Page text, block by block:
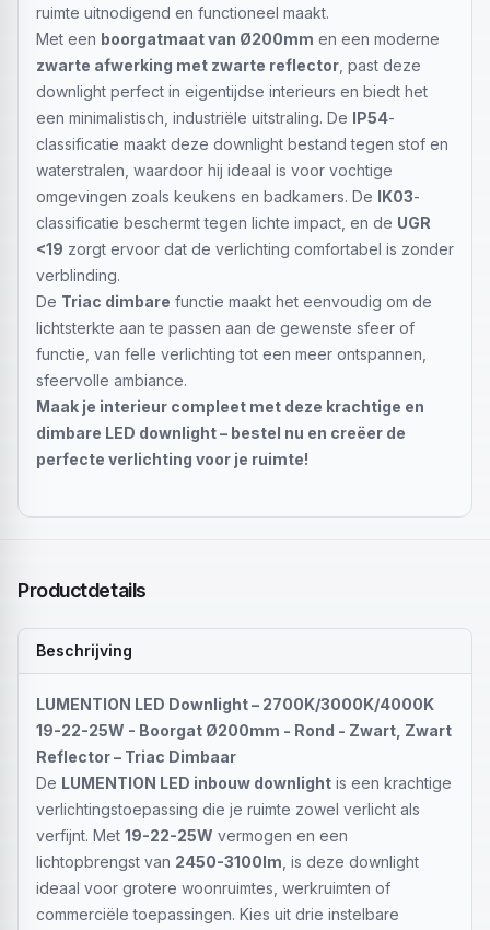
ruimte uitnodigend en functioneel maakt.
Met een boorgatmaat van Ø200mm en een moderne
zwarte afwerking met zwarte reflector , past deze
downlight perfect in eigentijdse interieurs en biedt het
een minimalistisch, industriële uitstraling. De IP54-
classificatie maakt deze downlight bestand tegen stof en
waterstralen, waardoor hij ideaal is voor vochtige
omgevingen zoals keukens en badkamers. De IK03-
classificatie beschermt tegen lichte impact, en de UGR
<19 zorgt ervoor dat de verlichting comfortabel is zonder
verblinding.
De Triac dimbare functie maakt het eenvoudig om de
lichtsterkte aan te passen aan de gewenste sfeer of
functie, van felle verlichting tot een meer ontspannen,
sfeervolle ambiance.
Maak je interieur compleet met deze krachtige en
dimbare LED downlight – bestel nu en creëer de
perfecte verlichting voor je ruimte!
Productdetails
Beschrijving
LUMENTION LED Downlight – 2700K/3000K/4000K
19-22-25W - Boorgat Ø200mm - Rond - Zwart, Zwart
Reflector – Triac Dimbaar
De LUMENTION LED inbouw downlight is een krachtige
verlichtingstoepassing die je ruimte zowel verlicht als
verfijnt. Met 19-22-25W vermogen en een
lichtopbrengst van 2450-3100lm , is deze downlight
ideaal voor grotere woonruimtes, werkruimten of
commerciële toepassingen. Kies uit drie instelbare